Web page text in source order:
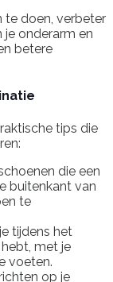
te doen, verbeter
je onderarm en
betere
tips die
die een
buitenkant van
te
tijdens het
met je
voeten.
op je